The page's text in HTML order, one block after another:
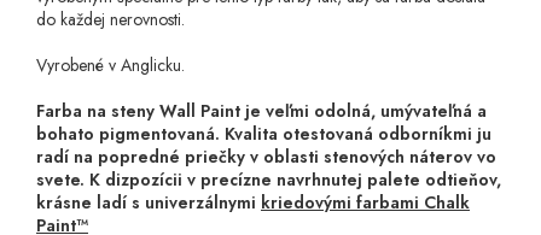
do každej nerovnosti.
Vyrobené v Anglicku.
Farba na steny Wall Paint je veľmi odolná, umývateľná a
bohato pigmentovaná. Kvalita otestovaná odborníkmi ju
radí na popredné priečky v oblasti stenových náterov vo
svete. K dizpozícii v precízne navrhnutej palete odtieňov,
krásne ladí s univerzálnymi kriedovými farbami Chalk
Paint™